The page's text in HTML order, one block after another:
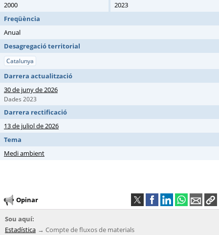
2000
2023
Freqüència
Anual
Desagregació territorial
Catalunya
Darrera actualització
30 de juny de 2026
Dades 2023
Darrera rectificació
13 de juliol de 2026
Tema
Medi ambient
Opinar
Sou aquí:
Estadística
Compte de fluxos de materials